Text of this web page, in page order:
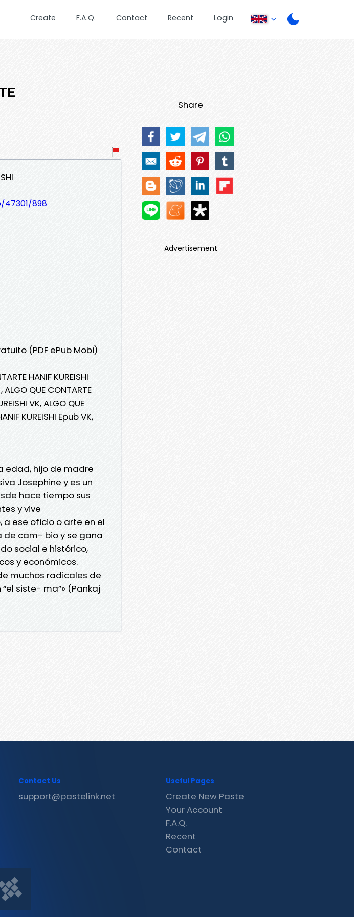
Create F.A.Q. Contact Recent Login
898
(PDF ePub Mobi)
HANIF KUREISHI
QUE CONTARTE
VK, ALGO QUE
KUREISHI Epub VK,
edad, hijo de madre
Josephine y es un
hace tiempo sus
y vive
ese oficio o arte en el
de cam- bio y se gana
social e histórico,
y económicos.
muchos radicales de
siste- ma”» (Pankaj
Share
Advertisement
Contact Us
support@pastelink.net
Useful Pages
Create New Paste
Your Account
F.A.Q.
Recent
Contact